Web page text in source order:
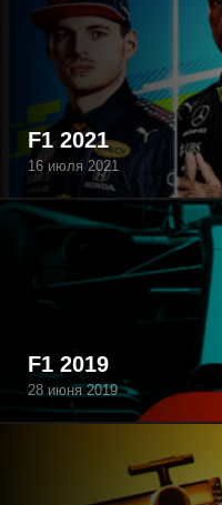
F1 2021
16 июля 2021
F1 2019
28 июня 2019